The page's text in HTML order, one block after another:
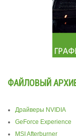
ФАЙЛОВЫЙ
Драйверы NVIDIA
GeForce Experience
MSI Afterburner